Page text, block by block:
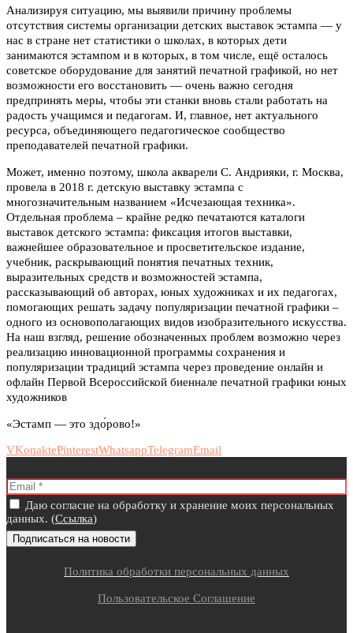
Анализируя ситуацию, мы выявили причину проблемы
отсутствия системы организации детских выставок эстампа — у
нас в стране нет статистики о школах, в которых дети
занимаются эстампом и в которых, в том числе, ещё осталось
советское оборудование для занятий печатной графикой, но нет
возможности его восстановить — очень важно сегодня
предпринять меры, чтобы эти станки вновь стали работать на
радость учащимся и педагогам. И, главное, нет актуального
ресурса, объединяющего педагогическое сообщество
преподавателей печатной графики.
Может, именно поэтому, школа акварели С. Андрияки, г. Москва,
провела в 2018 г. детскую выставку эстампа с
многозначительным названием «Исчезающая техника».
Отдельная проблема – крайне редко печатаются каталоги
выставок детского эстампа: фиксация итогов выставки,
важнейшее образовательное и просветительское издание,
учебник, раскрывающий понятия печатных техник,
выразительных средств и возможностей эстампа,
рассказывающий об авторах, юных художниках и их педагогах,
помогающих решать задачу популяризации печатной графики –
одного из основополагающих видов изобразительного искусства.
На наш взгляд, решение обозначенных проблем возможно через
реализацию инновационной программы сохранения и
популяризации традиций эстампа через проведение онлайн и
офлайн Первой Всероссийской биеннале печатной графики юных
художников
«Эстамп — это здо́рово!»
VKonaktePinterestWhatsappTelegramEmail
Даю согласие на обработку и хранение моих персональных
данных. (Ссылка)
Политика обработки персональных данных
Пользовательское Соглашение